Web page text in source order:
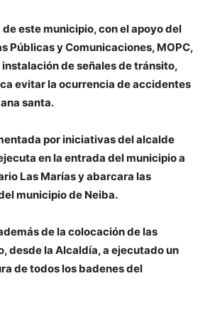
de este municipio, con el apoyo del
Públicas y Comunicaciones, MOPC,
de señales de tránsito,
evitar la ocurrencia de accidentes
santa.
por iniciativas del alcalde
en la entrada del municipio a
Las Marías y abarcara las
municipio de Neiba.
de la colocación de las
desde la Alcaldía, a ejecutado un
de todos los badenes del